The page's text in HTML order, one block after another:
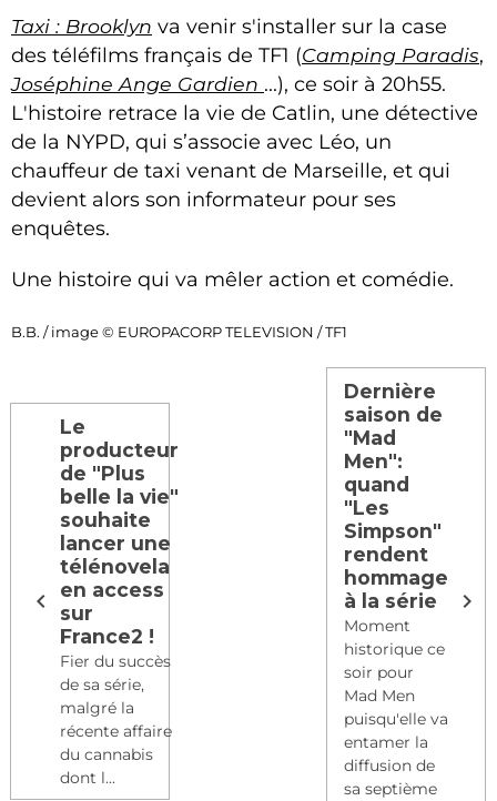
Taxi : Brooklyn va venir s'installer sur la case
des téléfilms français de TF1 (Camping Paradis,
Joséphine Ange Gardien ...), ce soir à 20h55.
L'histoire retrace la vie de Catlin, une détective
de la NYPD, qui s’associe avec Léo, un
chauffeur de taxi venant de Marseille, et qui
devient alors son informateur pour ses
enquêtes.
Une histoire qui va mêler action et comédie.
B.B. / image © EUROPACORP TELEVISION / TF1
Le
producteur
de "Plus
belle la vie"
souhaite
lancer une
télénovela
en access
sur
France2 !
Fier du succès
de sa série,
malgré la
récente affaire
du cannabis
dont l...
Dernière
saison de
"Mad
Men":
quand
"Les
Simpson"
rendent
hommage
à la série
Moment
historique ce
soir pour
Mad Men
puisqu'elle va
entamer la
diffusion de
sa septième